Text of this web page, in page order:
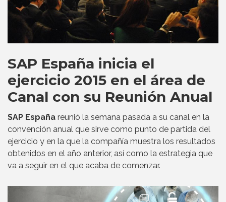
SAP España inicia el
ejercicio 2015 en el área de
Canal con su Reunión Anual
SAP España reunió la semana pasada a su canal en la
convención anual que sirve como punto de partida del
ejercicio y en la que la compañía muestra los resultados
obtenidos en el año anterior, así como la estrategia que
va a seguir en el que acaba de comenzar.